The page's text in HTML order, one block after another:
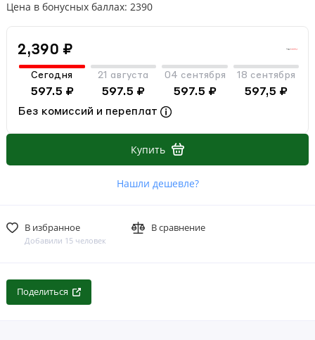
Цена в бонусных баллах: 2390
2,390 ₽
Сегодня
597.5 ₽
21 августа
597.5 ₽
04 сентября
597.5 ₽
18 сентября
597,5 ₽
Без комиссий и переплат
Купить
Нашли дешевле?
В избранное
Добавили 15 человек
В сравнение
Поделиться